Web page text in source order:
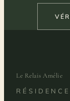
Le Relais Amélie